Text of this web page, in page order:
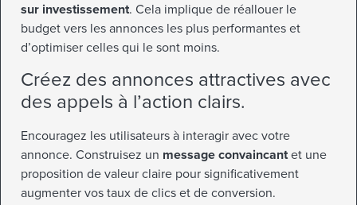
sur investissement. Cela implique de réallouer le
budget vers les annonces les plus performantes et
d’optimiser celles qui le sont moins.
Créez des annonces attractives avec
des appels à l’action clairs.
Encouragez les utilisateurs à interagir avec votre
annonce. Construisez un message convaincantet une
proposition de valeur claire pour significativement
augmenter vos taux de clics et de conversion.